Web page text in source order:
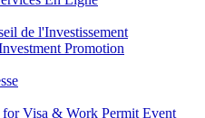
de l'Investissement
Promotion
Visa & Work Permit Event